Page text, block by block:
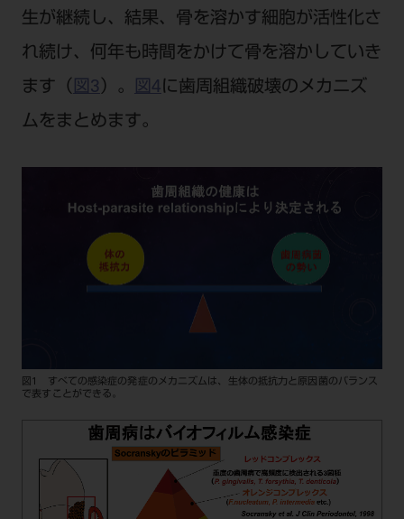
生が継続し、結果、骨を溶かす細胞が活性化さ
れ続け、何年も時間をかけて骨を溶かしていき
ます（ 図3 ）。 図4に歯周組織破壊のメカニズ
ムをまとめます。
図1 すべての感染症の発症のメカニズムは、生体の抵抗力と原因菌のバランス
で表すことができる。